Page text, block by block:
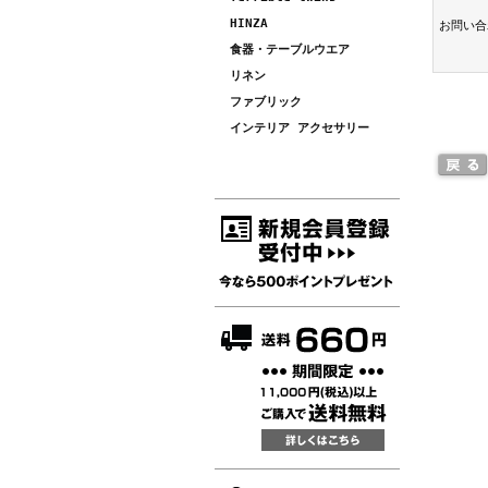
HINZA
食器・テーブルウエア
リネン
ファブリック
インテリア アクセサリー
お問い